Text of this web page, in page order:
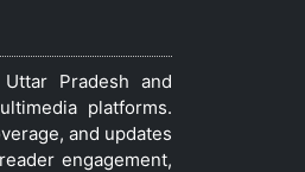
Pradesh and
platforms.
and updates
engagement,